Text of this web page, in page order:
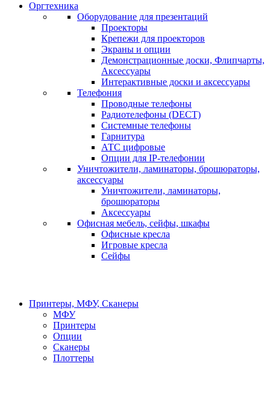
Оргтехника
Оборудование для презентаций
Проекторы
Крепежи для проекторов
Экраны и опции
Демонстрационные доски, Флипчарты,
Аксессуары
Интерактивные доски и аксессуары
Телефония
Проводные телефоны
Радиотелефоны (DECT)
Системные телефоны
Гарнитура
АТС цифровые
Опции для IP-телефонии
Уничтожители, ламинаторы, брошюраторы,
аксессуары
Уничтожители, ламинаторы,
брошюраторы
Аксессуары
Офисная мебель, сейфы, шкафы
Офисные кресла
Игровые кресла
Сейфы
Принтеры, МФУ, Сканеры
МФУ
Принтеры
Опции
Сканеры
Плоттеры